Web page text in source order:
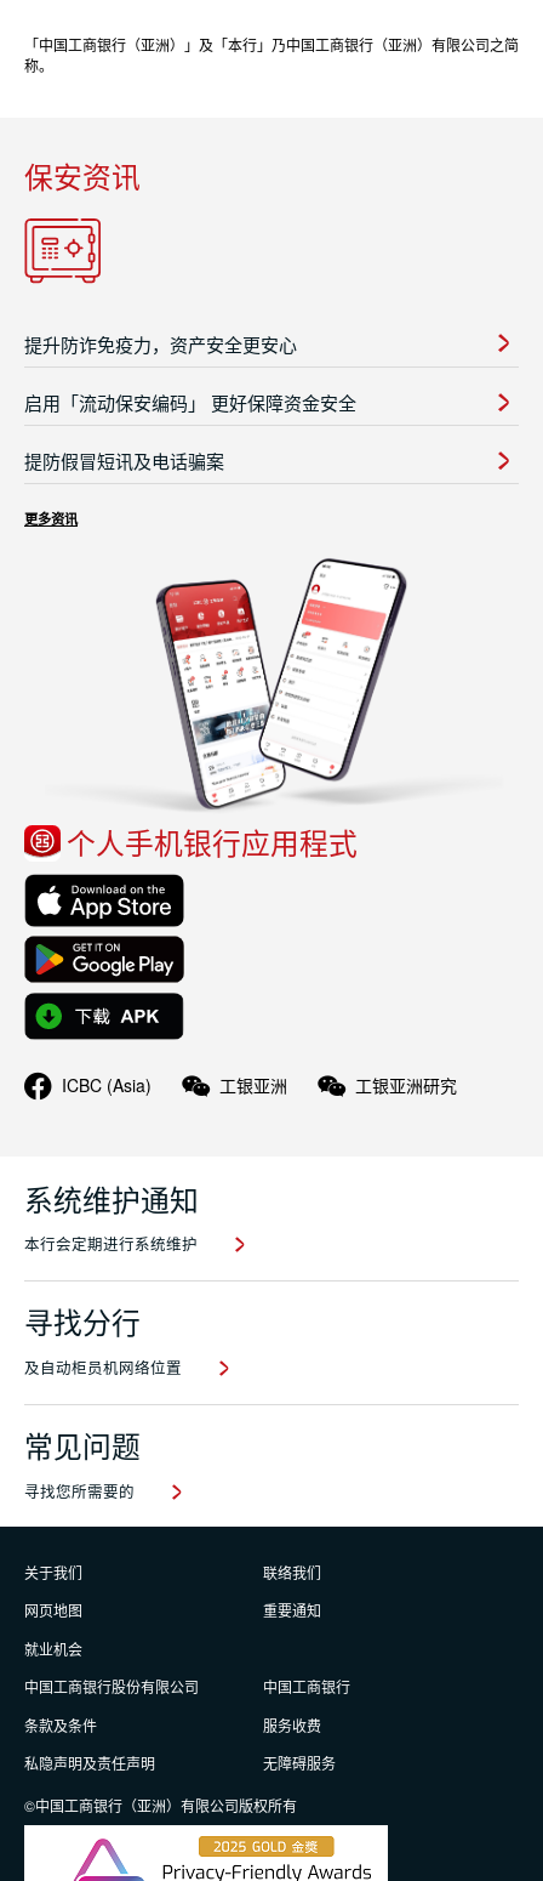
「中国工商银行（亚洲）」及「本行」乃中国工商银行（亚洲）有限公司之简
称。
保安资讯
提升防诈免疫力，资产安全更安心
启用「流动保安编码」 更好保障资金安全
提防假冒短讯及电话骗案
更多资讯
个人手机银行应用程式
ICBC (Asia) 工银亚洲 工银亚洲研究
系统维护通知
本行会定期进行系统维护
寻找分行
及自动柜员机网络位置
常见问题
寻找您所需要的
关于我们
联络我们
网页地图
重要通知
就业机会
中国工商银行股份有限公司
中国工商银行
条款及条件
服务收费
私隐声明及责任声明
无障碍服务
©中国工商银行（亚洲）有限公司版权所有